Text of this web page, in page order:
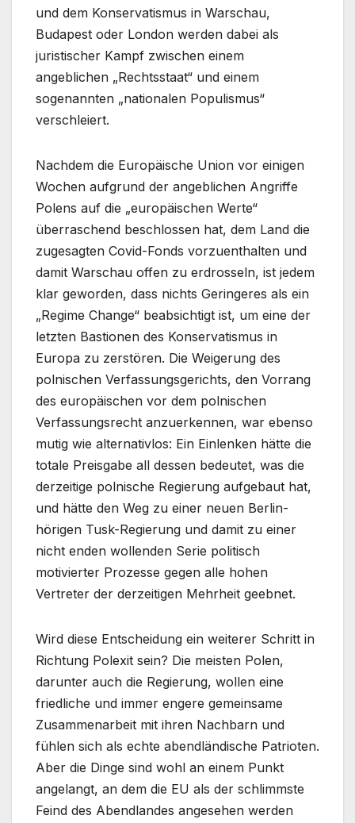
und dem Konservatismus in Warschau,
Budapest oder London werden dabei als
juristischer Kampf zwischen einem
angeblichen „Rechtsstaat“ und einem
sogenannten „nationalen Populismus“
verschleiert.
Nachdem die Europäische Union vor einigen
Wochen aufgrund der angeblichen Angriffe
Polens auf die „europäischen Werte“
überraschend beschlossen hat, dem Land die
zugesagten Covid-Fonds vorzuenthalten und
damit Warschau offen zu erdrosseln, ist jedem
klar geworden, dass nichts Geringeres als ein
„Regime Change“ beabsichtigt ist, um eine der
letzten Bastionen des Konservatismus in
Europa zu zerstören. Die Weigerung des
polnischen Verfassungsgerichts, den Vorrang
des europäischen vor dem polnischen
Verfassungsrecht anzuerkennen, war ebenso
mutig wie alternativlos: Ein Einlenken hätte die
totale Preisgabe all dessen bedeutet, was die
derzeitige polnische Regierung aufgebaut hat,
und hätte den Weg zu einer neuen Berlin-
hörigen Tusk-Regierung und damit zu einer
nicht enden wollenden Serie politisch
motivierter Prozesse gegen alle hohen
Vertreter der derzeitigen Mehrheit geebnet.
Wird diese Entscheidung ein weiterer Schritt in
Richtung Polexit sein? Die meisten Polen,
darunter auch die Regierung, wollen eine
friedliche und immer engere gemeinsame
Zusammenarbeit mit ihren Nachbarn und
fühlen sich als echte abendländische Patrioten.
Aber die Dinge sind wohl an einem Punkt
angelangt, an dem die EU als der schlimmste
Feind des Abendlandes angesehen werden